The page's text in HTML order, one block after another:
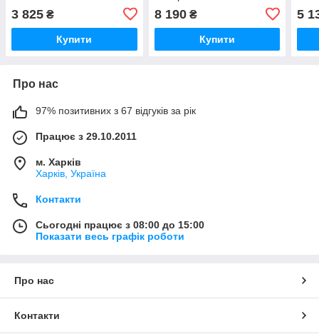
3 825 ₴
Купити
8 190₴
Купити
5
Про нас
97% позитивних з 67 відгуків за рік
Працює з 29.10.2011
м. Харків
Харків, Україна
Контакти
Сьогодні працює з 08:00 до 15:00
Показати весь графік роботи
Про нас
Контакти